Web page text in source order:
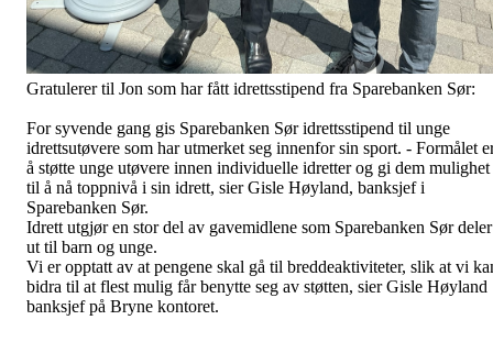
Gratulerertil Jon som har fått idrettsstipend fra Sparebanken Sør:
For syvende gang gis Sparebanken Sør idrettsstipend til unge
idrettsutøvere som har utmerket seg innenfor sin sport. - Formålet
å støtte unge utøvere innen individuelle idretter og gi dem mulighet
til å nå toppnivå i sin idrett, sier Gisle Høyland, banksjef i
Sparebanken Sør.
Idrett utgjør en stor del av gavemidlene som Sparebanken Sør deler
ut til barn og unge.
Vi er opptatt av at pengene skal gå til breddeaktiviteter, slik at vi
bidra til at flest mulig får benytte seg av støtten, sier Gisle Høyland
banksjef på Bryne kontoret.